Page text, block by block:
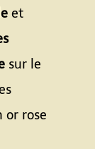
et
sur le
or rose